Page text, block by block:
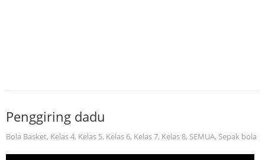
Penggiring dadu
Bola Basket, Kelas 4, Kelas 5, Kelas 6, Kelas 7, Kelas 8, SEMUA, Sepak bola